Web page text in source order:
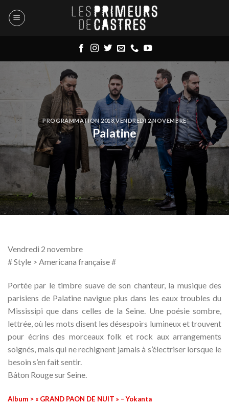
PROGRAMMATION 2018,VENDREDI 2 NOVEMBRE
Palatine
Vendredi 2 novembre
# Style > Americana française #
Portée par le timbre suave de son chanteur, la musique des
parisiens de Palatine navigue plus dans les eaux troubles du
Mississipi que dans celles de la Seine. Une poésie sombre,
lettrée, où les mots disent les désespoirs lumineux et trouvent
pour écrins des morceaux folk et rock aux arrangements
soignés, mais qui ne rechignent jamais à s’électriser lorsque le
besoin s’en fait sentir.
Bâton Rouge sur Seine.
Album > « GRAND PAON DE NUIT » – Yokanta